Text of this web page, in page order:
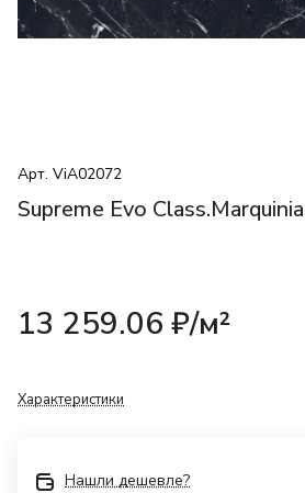
Арт. ViA02072
Supreme Evo
13 259.06 ₽/м²
Характеристики
Нашли дешевле?